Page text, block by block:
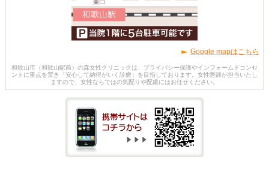
Google mapはこちら
和歌山市（和歌山駅前）の森女性クリニックは、プライバシー保護やインフォームドコンセ
ントに重点を置き「安心して納得がいく診療」を目指しております。女性医師が担当いたし
ますので、女性ならではの気配りや配慮にはお任せください。